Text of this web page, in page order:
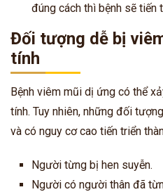
đúng cách thì bệnh sẽ tiến
Đối tượng dễ bị
tính
Bệnh viêm mũi dị ứng có thể
tính. Tuy nhiên, những đối
và có nguy cơ cao tiến triển
Người từng bị hen suyễn.
Người có người thân đã